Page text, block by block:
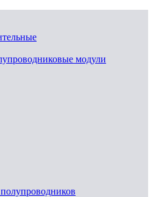
модули